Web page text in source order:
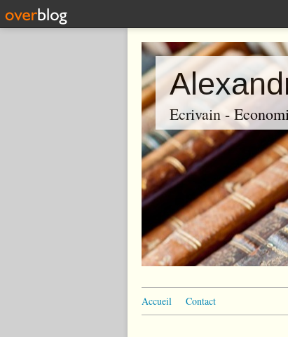
Ecrivain -
Accueil Contact